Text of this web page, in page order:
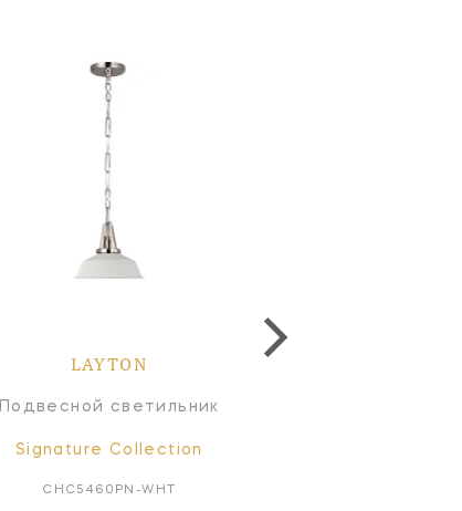
LAYTON
Подвесной светильник
Signature Collection
CHC5460PN-WHT